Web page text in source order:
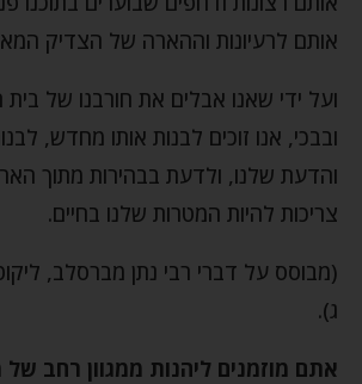
אותם לרעיונות וההארה של הצדיק
ועל ידי שאנו אבלים את חורבנו של
ובבכי, אנו זוכים לבנות אותו מחדש,
והדעת שלנו, ולדעת בבהירות מתוך
צריכות להיות המטרות שלנו בחיים.
(מבוסס על דברי רבי נתן מברסלב,
ג).
אתם מוזמנים ליהנות ממגוון רחב